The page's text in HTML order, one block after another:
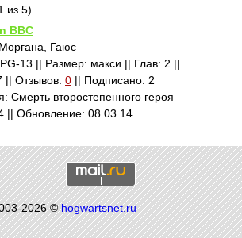
из 5)
BBC
Гаюс
13 || Размер: макси || Глав: 2 ||
|| Отзывов: 0 || Подписано: 2
Смерть второстепенного героя
|| Обновление: 08.03.14
2026 ©hogwartsnet.ru